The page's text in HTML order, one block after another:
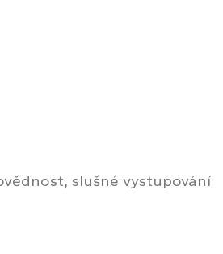
slušné vystupování